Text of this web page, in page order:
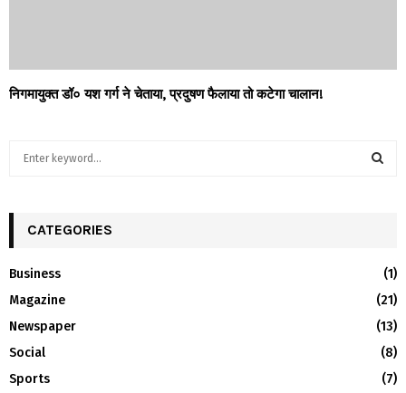
निगमायुक्त डॉ० यश गर्ग ने चेताया, प्रदुषण फैलाया तो कटेगा चालान!
h
o
r
:
R
CATEGORIES
Business
(1)
Magazine
(21)
Newspaper
(13)
Social
(8)
Sports
(7)